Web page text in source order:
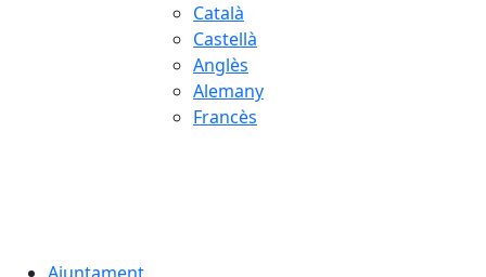
Català
Castellà
Anglès
Alemany
Francès